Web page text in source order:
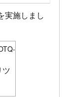
実施しまし
ツ